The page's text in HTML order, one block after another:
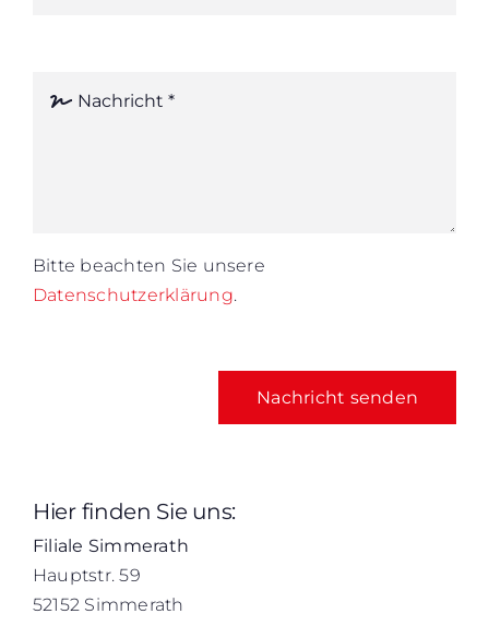
Bitte beachten Sie unsere
Datenschutzerklärung.
Nachricht senden
Hier finden Sie uns:
Filiale Simmerath
Hauptstr. 59
52152 Simmerath